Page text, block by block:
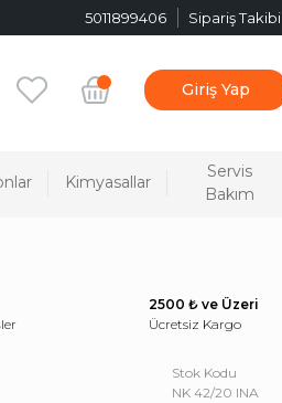
5011899406 Sipariş Takibi
Giriş Yap
Kimyasallar
Servis
Bakım
2500 ₺ ve Üzeri
Ücretsiz Kargo
Stok Kodu
NK 42/20 INA